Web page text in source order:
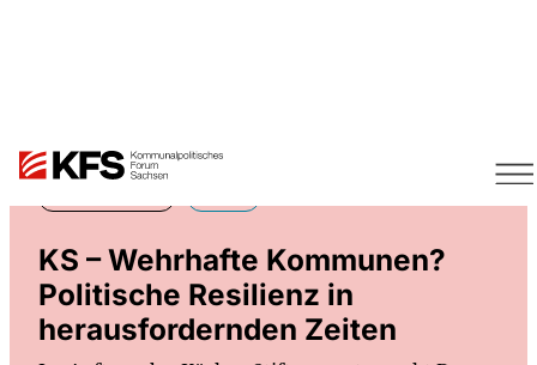
KS – Wehrhafte Kommunen?
Politische Resilienz in
herausfordernden Zeiten